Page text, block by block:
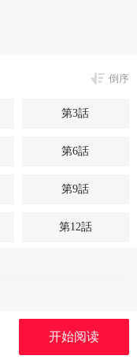
倒序
第3話
第6話
第9話
第12話
开始阅读